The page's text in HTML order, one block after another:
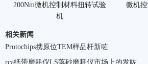
200Nm微机控制材料扭转试验
机
微机
相关新闻
Protochips携原位TEM样品杆新咗
rca纸带磨耗仪LS落砂磨耗仪市场上的发咗